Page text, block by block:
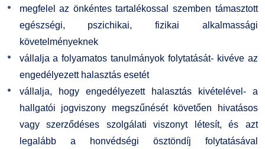
megfelel az önkéntes tartalékossal szemben támasztott
egészségi, pszichikai, fizikai alkalmassági
követelményeknek
vállalja a folyamatos tanulmányok folytatását- kivéve az
engedélyezett halasztás esetét
vállalja, hogy engedélyezett halasztás kivételével- a
hallgatói jogviszony megszűnését követően hivatásos
vagy szerződéses szolgálati viszonyt létesít, és azt
legalább a honvédségi ösztöndíj folytatásával